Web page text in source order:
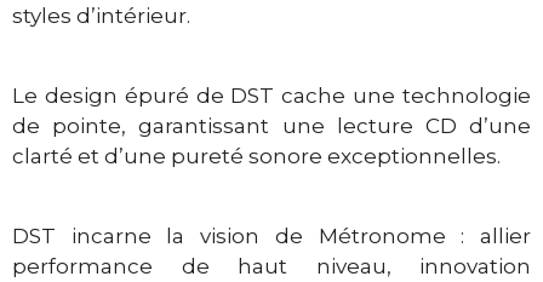
styles d’intérieur.
Le design épuré de DST cache une technologie
de pointe, garantissant une lecture CD d’une
clarté et d’une pureté sonore exceptionnelles.
DST incarne la vision de Métronome : allier
performance de haut niveau, innovation